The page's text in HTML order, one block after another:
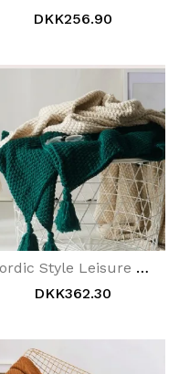
DKK256.90
Nordic Style Leisure Strikket Sofatæppe
DKK362.30